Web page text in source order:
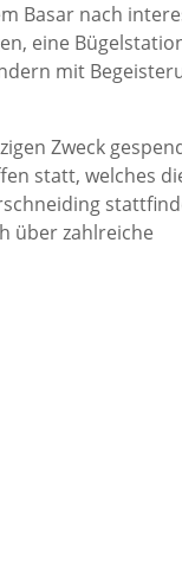
Basar nach
eine
mit
Zweck
statt, welches
über zahlreiche